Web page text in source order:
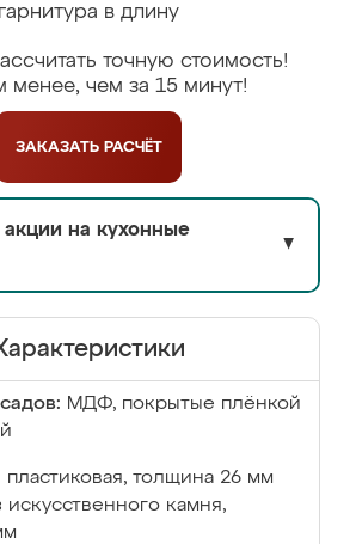
гарнитура в длину
точную стоимость!
менее, чем за 15 минут!
ЗАКАЗАТЬ РАСЧЁТ
акции на кухонные
▼
МДФ, покрытые плёнкой
пластиковая, толщина 26 мм
камня,